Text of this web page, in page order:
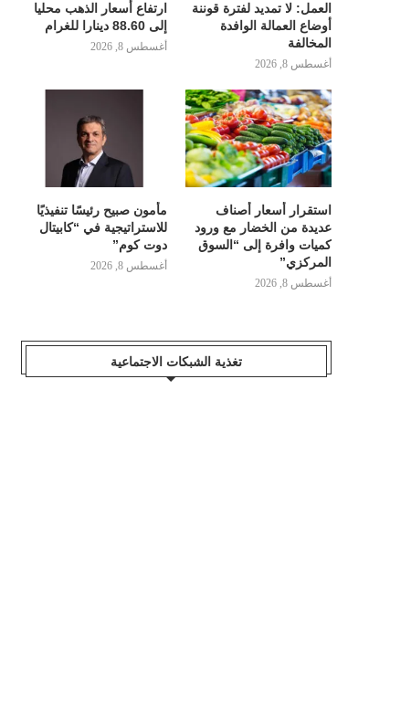
العمل: لا تمديد لفترة قوننة
أوضاع العمالة الوافدة
المخالفة
أغسطس 8, 2026
ارتفاع أسعار الذهب محليا
إلى 88.60 دينارا للغرام
أغسطس 8, 2026
استقرار أسعار أصناف
عديدة من الخضار مع ورود
كميات وافرة إلى “السوق
المركزي”
أغسطس 8, 2026
مأمون صبيح رئيسًا تنفيذيًا
للاستراتيجية في “كابيتال
دوت كوم”
أغسطس 8, 2026
تغذية الشبكات الاجتماعية